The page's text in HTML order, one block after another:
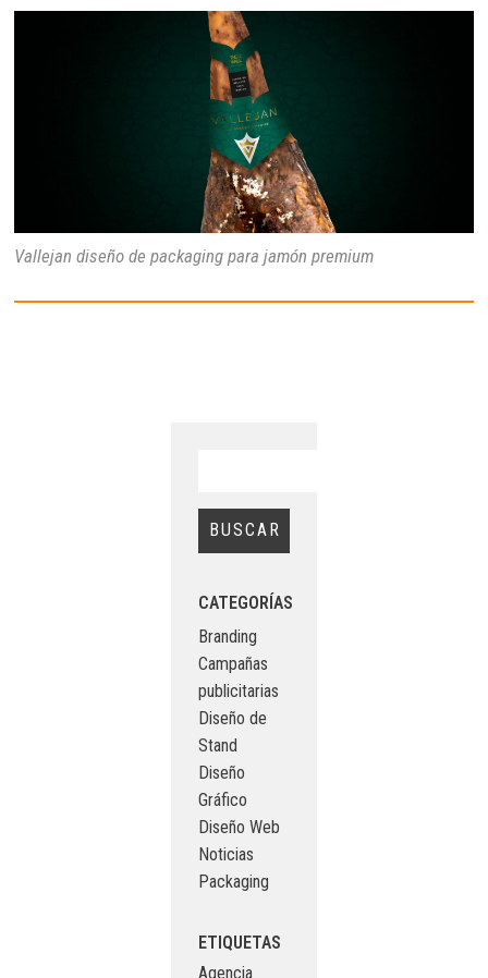
Vallejan diseño de packaging para jamón premium
CATEGORÍAS
Branding
Campañas
publicitarias
Diseño de
Stand
Diseño
Gráfico
Diseño Web
Noticias
Packaging
ETIQUETAS
Agencia